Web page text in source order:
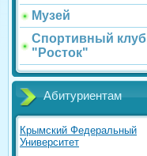
Музей
Спортивный клуб
"Росток"
Абитуриентам
Крымский Федеральный
Университет